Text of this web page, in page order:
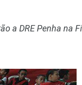
a DRE Penha na